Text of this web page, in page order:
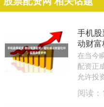
手机
动财
在当今
配资正
允许投
模，从
宝：**提
阅读：